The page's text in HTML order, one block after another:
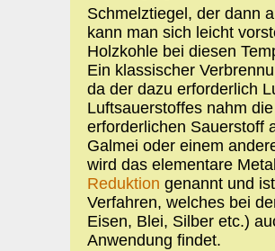
Schmelztiegel, der dann
kann man sich leicht
Holzkohle bei diesen
Ein klassischer
da der dazu erforderlich
Luftsauerstoffes nahm
erforderlichen Sauerstoff
Galmei oder einem
wird das elementare
Reduktion genannt und
Verfahren, welches bei
Eisen, Blei, Silber etc.)
Anwendung findet.